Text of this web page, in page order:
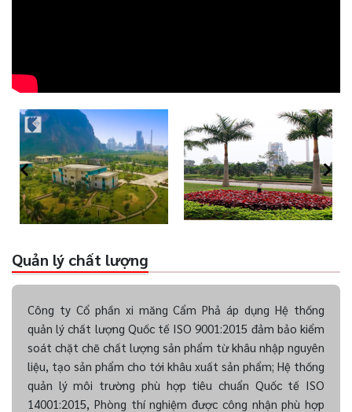
Quản lý chất lượng
Công ty Cổ phần xi măng Cẩm Phả áp dụng Hệ thống
quản lý chất lượng Quốc tế ISO 9001:2015 đảm bảo kiểm
soát chặt chẽ chất lượng sản phẩm từ khâu nhập nguyên
liệu, tạo sản phẩm cho tới khâu xuất sản phẩm; Hệ thống
quản lý môi trường phù hợp tiêu chuẩn Quốc tế ISO
14001:2015, Phòng thí nghiệm được công nhận phù hợp